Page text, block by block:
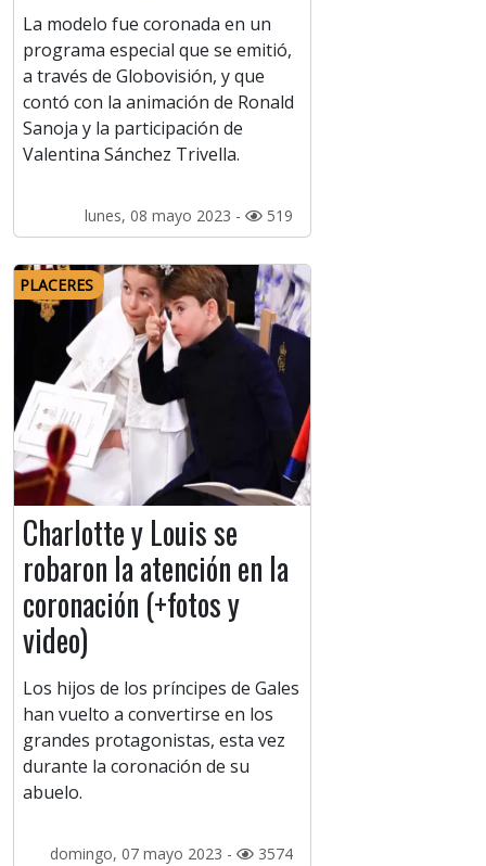
La modelo fue coronada en un
programa especial que se emitió,
a través de Globovisión, y que
contó con la animación de Ronald
Sanoja y la participación de
Valentina Sánchez Trivella.
lunes, 08 mayo 2023 - 519
PLACERES
Charlotte y Louis se
robaron la atención en la
coronación (+fotos y
video)
Los hijos de los príncipes de Gales
han vuelto a convertirse en los
grandes protagonistas, esta vez
durante la coronación de su
abuelo.
domingo, 07 mayo 2023 - 3574